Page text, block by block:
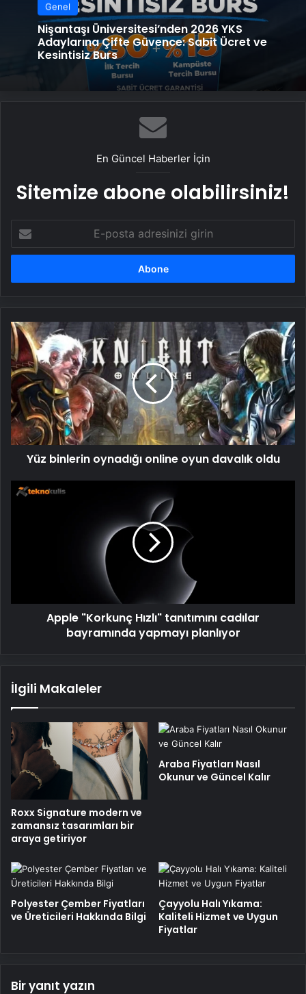
Genel
Nişantaşı Üniversitesi’nden 2026 YKS
Adaylarına Çifte Güvence: Sabit Ücret ve
Kesintisiz Burs
En Güncel Haberler İçin
Sitemize abone olabilirsiniz!
posta
adresinizi
Yüz
binlerin
oynadığı
online
oyun
davalık
oldu
Yüz binlerin oynadığı online oyun davalık oldu
Apple
Apple "Korkunç Hızlı" tanıtımını cadılar
bayramında yapmayı planlıyor
İlgili Makaleler
Roxx Signature modern ve
zamansız tasarımları bir
araya getiriyor
Araba Fiyatları Nasıl
Okunur ve Güncel Kalır
Polyester Çember Fiyatları
ve Üreticileri Hakkında Bilgi
Çayyolu Halı Yıkama:
Kaliteli Hizmet ve Uygun
Fiyatlar
Bir yanıt yazın